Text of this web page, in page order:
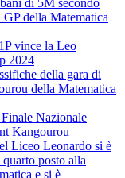
di 5M secondo
della Matematica
vince la Leo
2024
della gara di
della Matematica
Nazionale
Kangourou
Liceo Leonardo si è
posto alla
e si è